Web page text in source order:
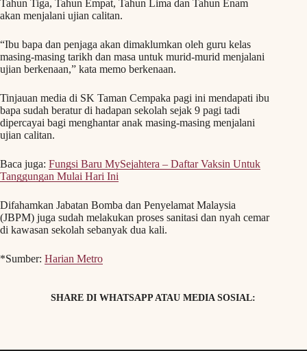
Tahun Tiga, Tahun Empat, Tahun Lima dan Tahun Enam
akan menjalani ujian calitan.
“Ibu bapa dan penjaga akan dimaklumkan oleh guru kelas
masing-masing tarikh dan masa untuk murid-murid menjalani
ujian berkenaan,” kata memo berkenaan.
Tinjauan media di SK Taman Cempaka pagi ini mendapati ibu
bapa sudah beratur di hadapan sekolah sejak 9 pagi tadi
dipercayai bagi menghantar anak masing-masing menjalani
ujian calitan.
Baca juga: Fungsi Baru MySejahtera – Daftar Vaksin Untuk
Tanggungan Mulai Hari Ini
Difahamkan Jabatan Bomba dan Penyelamat Malaysia
(JBPM) juga sudah melakukan proses sanitasi dan nyah cemar
di kawasan sekolah sebanyak dua kali.
*Sumber: Harian Metro
SHARE DI WHATSAPP ATAU MEDIA SOSIAL: